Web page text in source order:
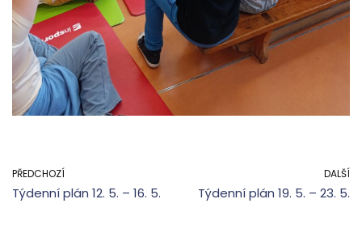
PŘEDCHOZÍ
Týdenní plán 12. 5. – 16. 5.
DALŠÍ
Týdenní plán 19. 5. – 23. 5.